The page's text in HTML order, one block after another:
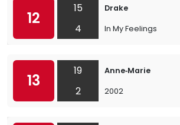
12
15
4
Drake
In My Feelings
13
19
2
Anne‐Marie
2002